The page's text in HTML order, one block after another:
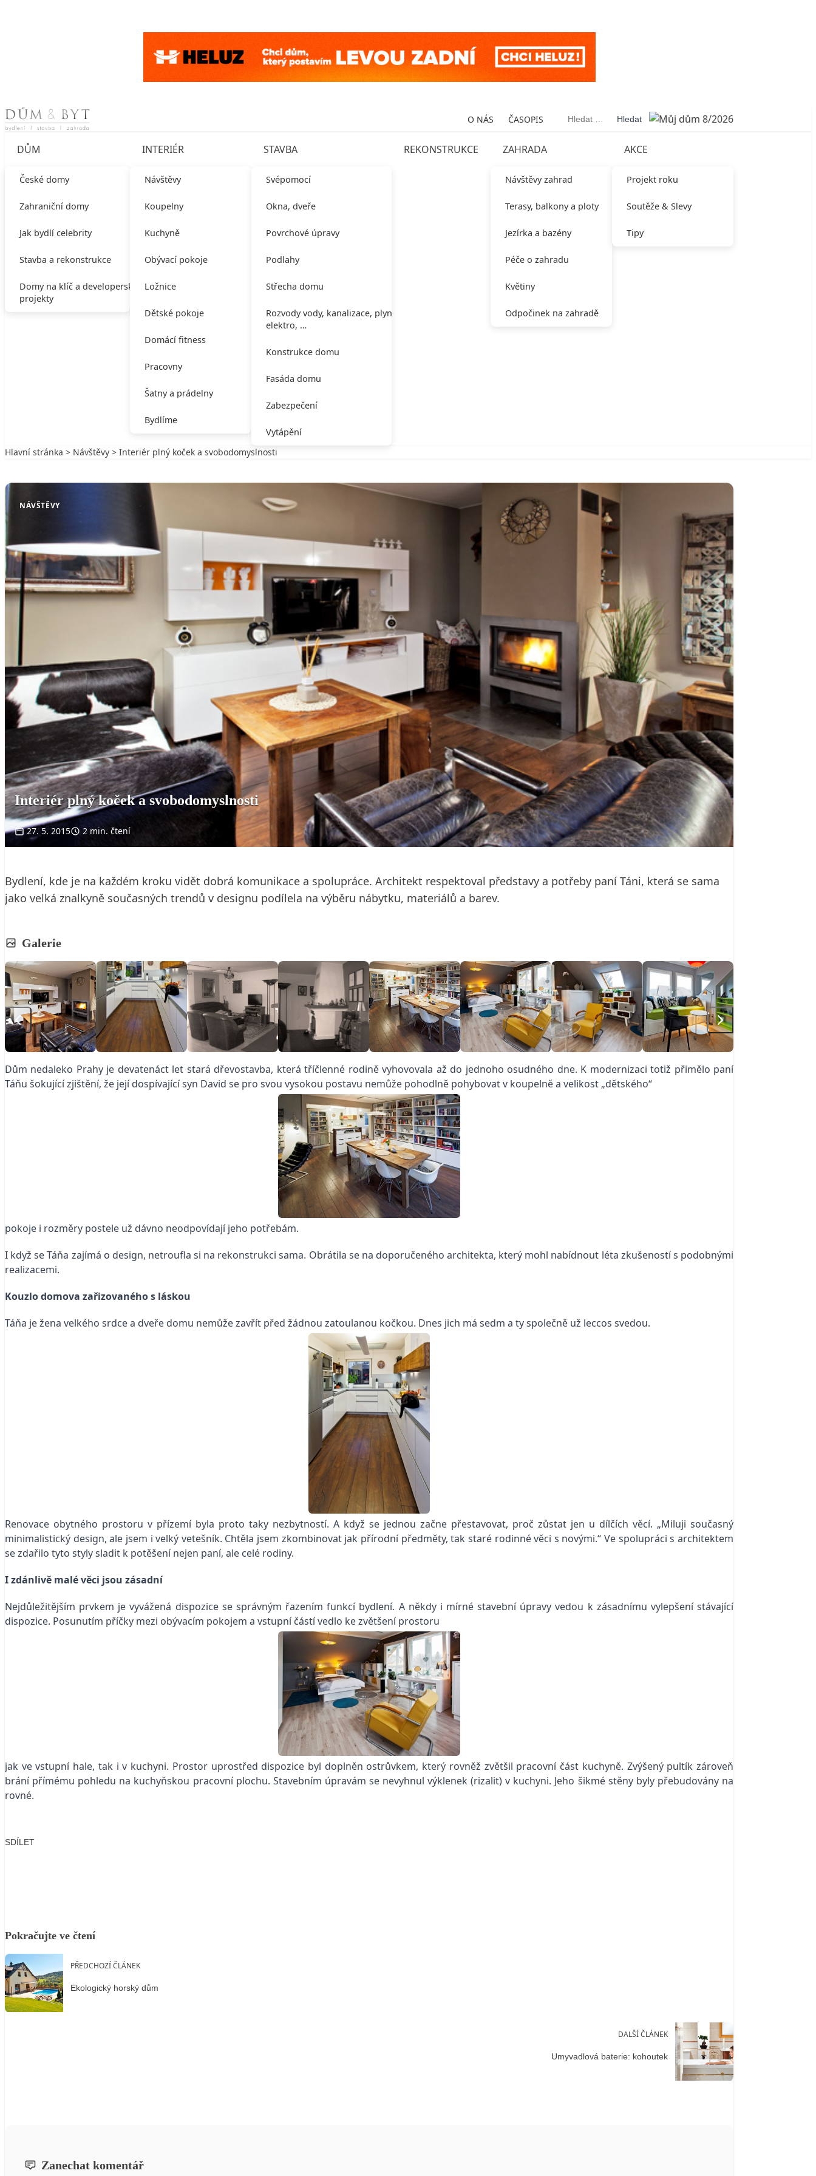
Skip to content O NÁS ČASOPIS Vyhledávání
DŮM
České domy
Zahraniční domy
Jak bydlí celebrity
Stavba a rekonstrukce
Domy na klíč a developerské
projekty
INTERIÉR
Návštěvy
Koupelny
Kuchyně
Obývací pokoje
Ložnice
Dětské pokoje
Domácí fitness
Pracovny
Šatny a prádelny
Bydlíme
STAVBA
Svépomocí
Okna, dveře
Povrchové úpravy
Podlahy
Střecha domu
Rozvody vody, kanalizace, plynu,
elektro, …
Konstrukce domu
Fasáda domu
Zabezpečení
Vytápění
REKONSTRUKCE ZAHRADA
Návštěvy zahrad
Terasy, balkony a ploty
Jezírka a bazény
Péče o zahradu
Květiny
Odpočinek na zahradě
AKCE
Projekt roku
Soutěže & Slevy
Tipy
Hlavní stránka > Návštěvy > Interiér plný koček a svobodomyslnosti
NÁVŠTĚVY
Interiér plný koček a svobodomyslnosti
27. 5. 2015 2 min. čtení
Bydlení, kde je na každém kroku vidět dobrá komunikace a spolupráce. Architekt respektoval představy a potřeby paní Táni, která se sama
jako velká znalkyně současných trendů v designu podílela na výběru nábytku, materiálů a barev.
Galerie
Dům nedaleko Prahy je devatenáct let stará dřevostavba, která tříčlenné rodině vyhovovala až do jednoho osudného dne. K modernizaci totiž přimělo paní
Táňu šokující zjištění, že její dospívající syn David se pro svou vysokou postavu nemůže pohodlně pohybovat v koupelně a velikost „dětského“
pokoje i rozměry postele už dávno neodpovídají jeho potřebám.
I když se Táňa zajímá o design, netroufla si na rekonstrukci sama. Obrátila se na doporučeného architekta, který mohl nabídnout léta zkušeností s podobnými
realizacemi.
Kouzlo domova zařizovaného s láskou
Táňa je žena velkého srdce a dveře domu nemůže zavřít před žádnou zatoulanou kočkou. Dnes jich má sedm a ty společně už leccos svedou.
Renovace obytného prostoru v přízemí byla proto taky nezbytností. A když se jednou začne přestavovat, proč zůstat jen u dílčích věcí. „Miluji současný
minimalistický design, ale jsem i velký vetešník. Chtěla jsem zkombinovat jak přírodní předměty, tak staré rodinné věci s novými.“ Ve spolupráci s architektem
se zdařilo tyto styly sladit k potěšení nejen paní, ale celé rodiny.
I zdánlivě malé věci jsou zásadní
Nejdůležitějším prvkem je vyvážená dispozice se správným řazením funkcí bydlení. A někdy i mírné stavební úpravy vedou k zásadnímu vylepšení stávající
dispozice. Posunutím příčky mezi obývacím pokojem a vstupní částí vedlo ke zvětšení prostoru
jak ve vstupní hale, tak i v kuchyni. Prostor uprostřed dispozice byl doplněn ostrůvkem, který rovněž zvětšil pracovní část kuchyně. Zvýšený pultík zároveň
brání přímému pohledu na kuchyňskou pracovní plochu. Stavebním úpravám se nevyhnul výklenek (rizalit) v kuchyni. Jeho šikmé stěny byly přebudovány na
rovné.
SDÍLET
Pokračujte ve čtení
PŘEDCHOZÍ ČLÁNEK
Ekologický horský dům
DALŠÍ ČLÁNEK
Umyvadlová baterie: kohoutek
Zanechat komentář